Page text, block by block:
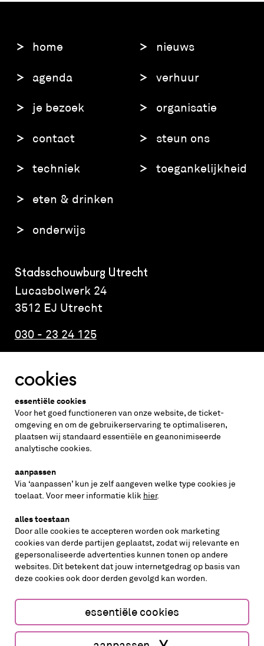
home
agenda
je bezoek
contact
techniek
eten & drinken
onderwijs
nieuws
verhuur
organisatie
steun ons
toegankelijkheid
Stadsschouwburg Utrecht
Lucasbolwerk 24
3512 EJ Utrecht
030 - 23 24 125
Altijd weten wat er speelt?
vraag de nieuwsbrief aan
inschrijven
volg ons op
cookies aanpassen cookies/privacy
Website by The Cre8ion.Lab
cookies
essentiële cookies
Voor het goed functioneren van onze website, de ticket-
omgeving en om de gebruikerservaring te optimaliseren,
plaatsen wij standaard essentiële en geanonimiseerde
analytische cookies.
aanpassen
Via ‘aanpassen’ kun je zelf aangeven welke type cookies je
toelaat. Voor meer informatie klik hier.
alles toestaan
Door alle cookies te accepteren worden ook marketing
cookies van derde partijen geplaatst, zodat wij relevante en
gepersonaliseerde advertenties kunnen tonen op andere
websites. Dit betekent dat jouw internetgedrag op basis van
deze cookies ook door derden gevolgd kan worden.
essentiële cookies